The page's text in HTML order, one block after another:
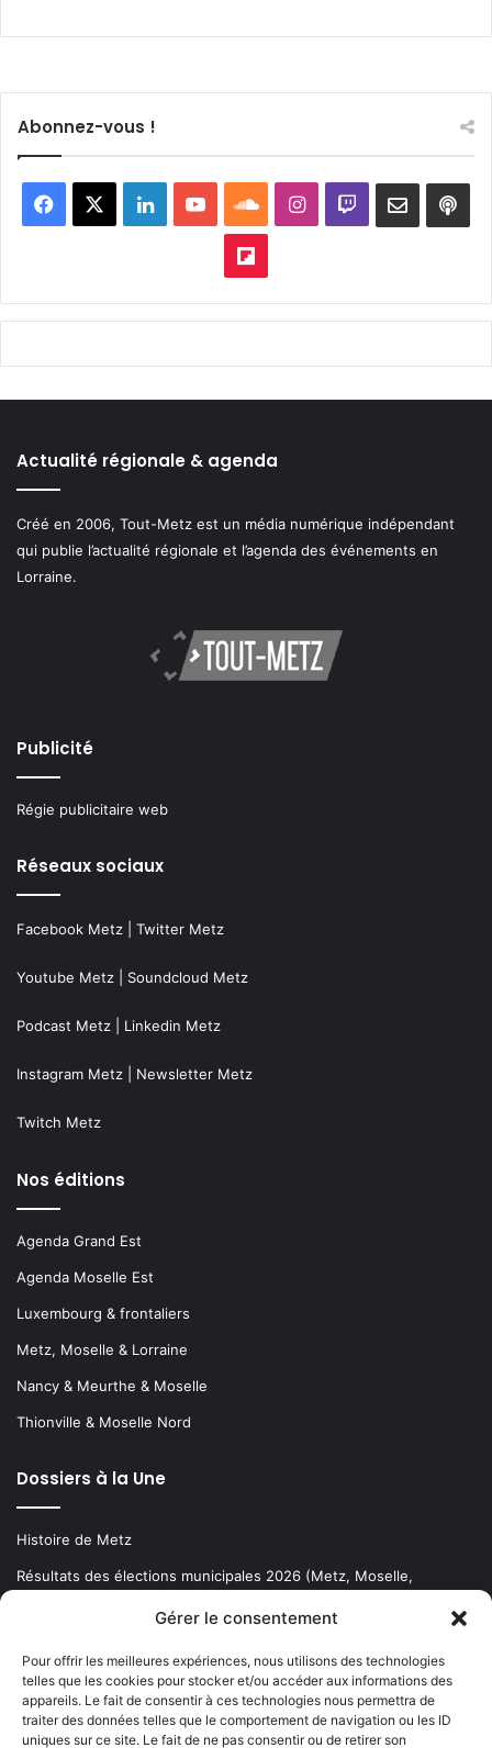
Gérer le consentement
Pour offrir les meilleures expériences, nous utilisons des technologies
telles que les cookies pour stocker et/ou accéder aux informations des
appareils. Le fait de consentir à ces technologies nous permettra de
traiter des données telles que le comportement de navigation ou les ID
uniques sur ce site. Le fait de ne pas consentir ou de retirer son
Abonnez-vous !
Facebook LinkedinYouTubeSoundCloud
Instagram
Twitch
Flipboard
Actualité régionale & agenda
Créé en 2006, Tout-Metz est un média numérique indépendant
qui publie l’actualité régionale et l’agenda des événements en
Lorraine.
Publicité
Régie publicitaire web
Réseaux sociaux
Facebook Metz Twitter Metz
Youtube Metz Soundcloud Metz
Podcast Metz Linkedin Metz
Instagram Metz Newsletter Metz
Twitch Metz
Nos éditions
Agenda Grand Est
Agenda Moselle Est
Luxembourg & frontaliers
Metz, Moselle & Lorraine
Nancy & Meurthe & Moselle
Thionville & Moselle Nord
Dossiers à la Une
Histoire de Metz
Résultats des élections municipales 2026 (Metz, Moselle,
Newsletter gratuite